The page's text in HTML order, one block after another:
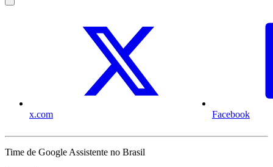
x.com Facebook
Time de Google Assistente no Brasil